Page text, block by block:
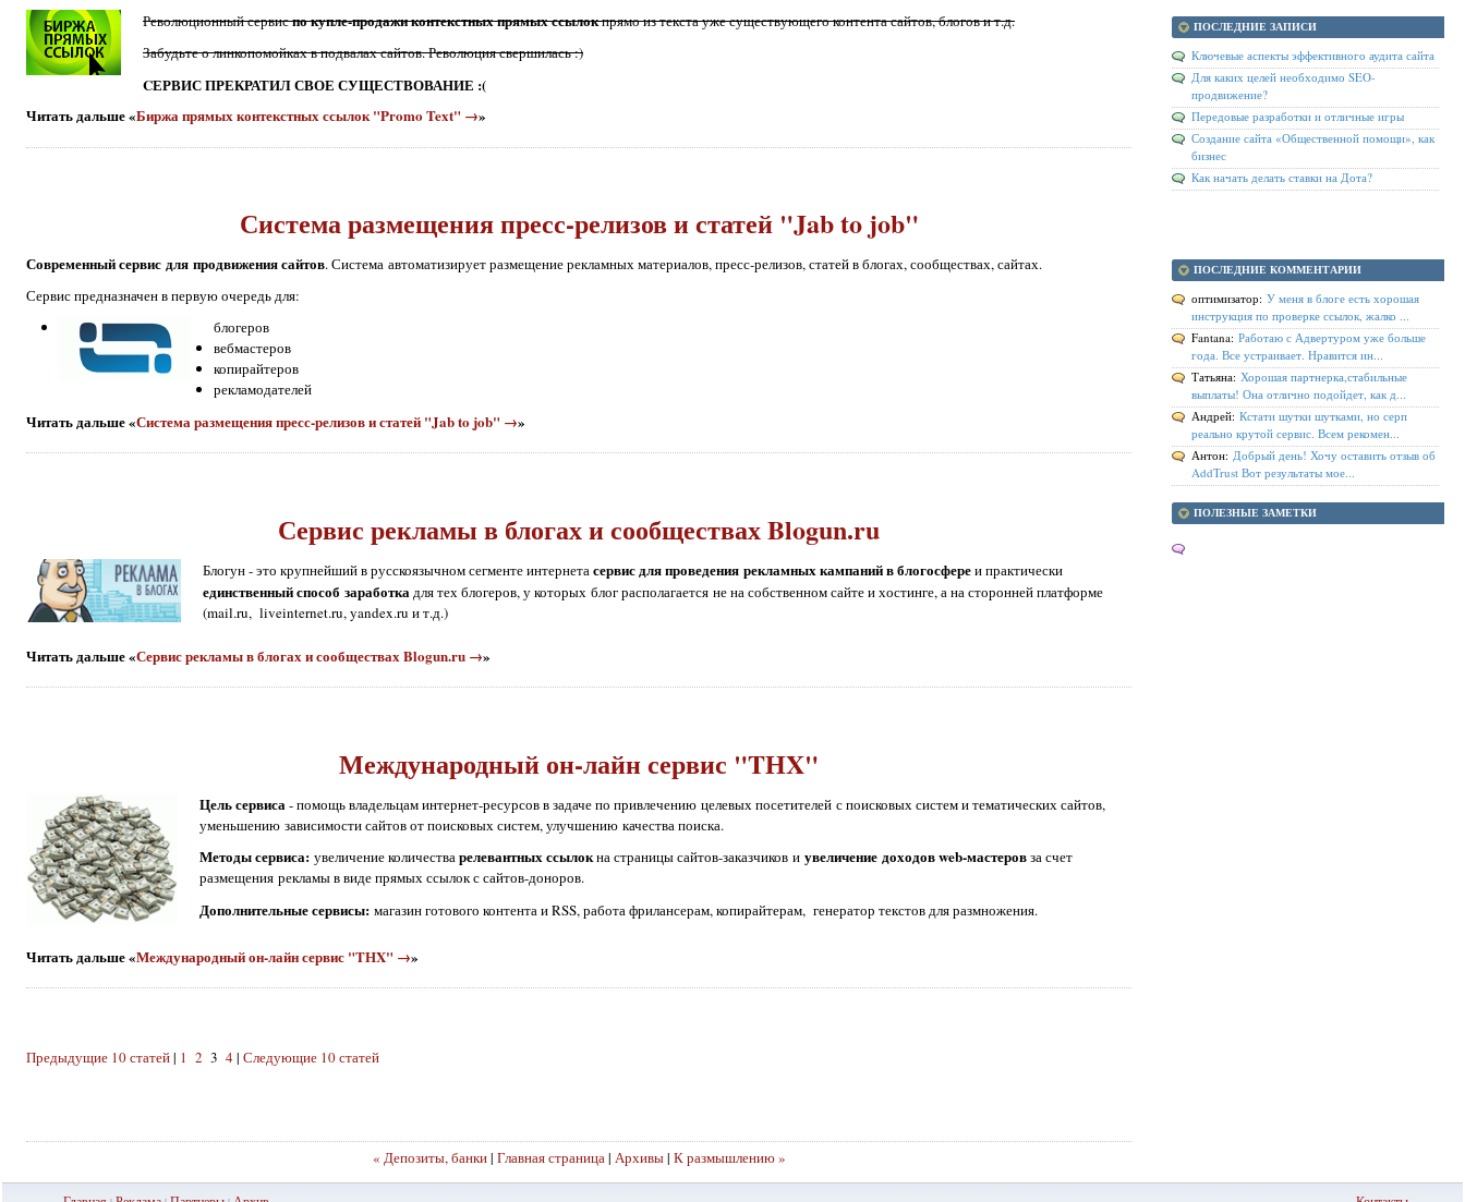
Революционный сервиспо купле-продажи контекстных прямых ссылокпрямо из текста уже существующего контента сайтов, блогов и т.д.
Забудьте о линкопомойках в подвалах сайтов. Революция свершилась :)
CЕРВИС ПРЕКРАТИЛ СВОЕ СУЩЕСТВОВАНИЕ :(
Читать дальше «Биржа прямых контекстных ссылок "Promo Text" →»
Система размещения пресс-релизов и статей "Jab to job"
Современный сервис для продвижения сайтов. Система автоматизирует размещение рекламных материалов, пресс-релизов, статей в блогах, сообществах, сайтах.
Сервис предназначен в первую очередь для:
блогеров
вебмастеров
копирайтеров
рекламодателей
Читать дальше «Система размещения пресс-релизов и статей "Jab to job" →»
Сервис рекламы в блогах и сообществах Blogun.ru
Блогун - это крупнейший в русскоязычном сегменте интернета сервис для проведения рекламных кампаний в блогосфереи практически
единственный способ заработка для тех блогеров, у которых блог располагается не на собственном сайте и хостинге, а на сторонней платформе
(mail.ru, liveinternet.ru, yandex.ru и т.д.)
Читать дальше «Сервис рекламы в блогах и сообществах Blogun.ru →»
Международный он-лайн сервис "TНX"
Цель сервиса - помощь владельцам интернет-ресурсов в задаче по привлечению целевых посетителей с поисковых систем и тематических сайтов,
уменьшению зависимости сайтов от поисковых систем, улучшению качества поиска.
Методы сервиса: увеличение количестварелевантных ссылокна страницы сайтов-заказчиков и увеличение доходов web-мастеровза счет
размещения рекламы в виде прямых ссылок с сайтов-доноров.
Дополнительные сервисы: магазин готового контента и RSS, работа фрилансерам, копирайтерам, генератор текстов для размножения.
Читать дальше «Международный он-лайн сервис "TНX" →»
Предыдущие 10 статей| 1 2 3 4| Следующие 10 статей
« Депозиты, банки| Главная страница | Архивы| К размышлению »
ПОСЛЕДНИЕ ЗАПИСИ
Ключевые аспекты эффективного аудита сайта
Для каких целей необходимо SEO-
продвижение?
Передовые разработки и отличные игры
Создание сайта «Общественной помощи», как
бизнес
Как начать делать ставки на Дота?
ПОСЛЕДНИЕ КОММЕНТАРИИ
оптимизатор: У меня в блоге есть хорошая
инструкция по проверке ссылок, жалко ...
Fantana: Работаю с Адвертуром уже больше
года. Все устраивает. Нравится ин...
Татьяна: Хорошая партнерка,стабильные
выплаты! Она отлично подойдет, как д...
Андрей: Кстати шутки шутками, но серп
реально крутой сервис. Всем рекомен...
Антон: Добрый день! Хочу оставить отзыв об
AddTrust Вот результаты мое...
ПОЛЕЗНЫЕ ЗАМЕТКИ